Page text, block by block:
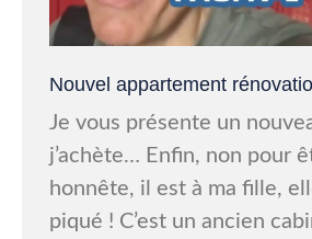
Nouvel appartement
Je vous présente un
j’achète… Enfin, non pour
honnête, il est à ma fille,
piqué ! C’est un ancien